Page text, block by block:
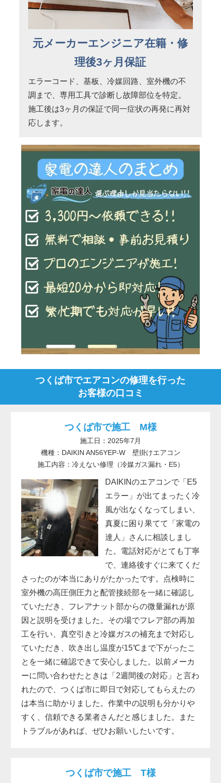
元メーカーエンジニア在籍・修
理後3ヶ月保証
エラーコード、基板、冷媒回路、室外機の不
調まで、専用工具で診断し故障部位を特定。
施工後は3ヶ月の保証で同一症状の再発に再対
応します。
つくば市でエアコンの修理を行った
お客様の口コミ
つくば市で施工 M様
施工日：2025年7月
機種：DAIKIN AN56YEP-W 壁掛けエアコン
施工内容：冷えない修理（冷媒ガス漏れ・E5）
DAIKINのエアコンで「E5
エラー」が出てまったく冷
風が出なくなってしまい、
真夏に困り果てて「家電の
達人」さんに相談しまし
た。電話対応がとても丁寧
で、連絡後すぐに来てくだ
さったのが本当にありがたかったです。点検時に
室外機の高圧側圧力と配管接続部を一緒に確認し
ていただき、フレアナット部からの微量漏れが原
因と説明を受けました。その場でフレア部の再加
工を行い、真空引きと冷媒ガスの補充まで対応し
ていただき、吹き出し温度が15℃まで下がったこ
とを一緒に確認できて安心しました。以前メーカ
ーに問い合わせたときは「2週間後の対応」と言わ
れたので、つくば市に即日で対応してもらえたの
は本当に助かりました。作業中の説明も分かりや
すく、信頼できる業者さんだと感じました。また
トラブルがあれば、ぜひお願いしたいです。
つくば市で施工 T様